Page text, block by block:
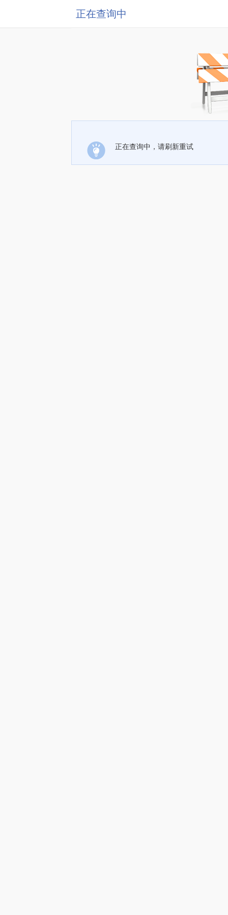
正在查询中
正在查询中，请刷新重试